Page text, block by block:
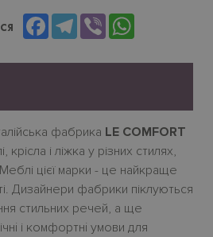
FacebookTelegram
Viber
фабрика LE COMFORT
, крісла і ліжка у різних стилях,
Меблі цієї марки - це найкраще
. Дизайнери фабрики піклуються
стильних речей, а ще
i і комфортнi умови для